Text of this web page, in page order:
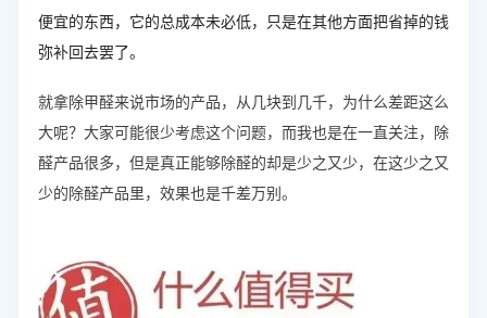
便宜的东西，它的总成本未必低，只是在其他方面把省掉的钱
弥补回去罢了。
就拿除甲醛来说市场的产品，从几块到几千，为什么差距这么
大呢？大家可能很少考虑这个问题，而我也是在一直关注，除
醛产品很多，但是真正能够除醛的却是少之又少，在这少之又
少的除醛产品里，效果也是千差万别。